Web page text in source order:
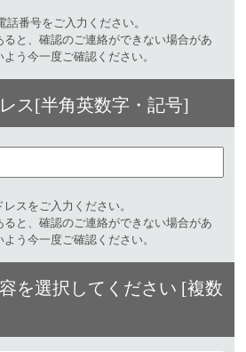
番号をご入力ください。​
と、確認のご連絡ができない場合があ
う今一度ご確認ください。
ス[半角英数字・記号]​
スをご入力ください。​
と、確認のご連絡ができない場合があ
う今一度ご確認ください。
を選択してください [複数